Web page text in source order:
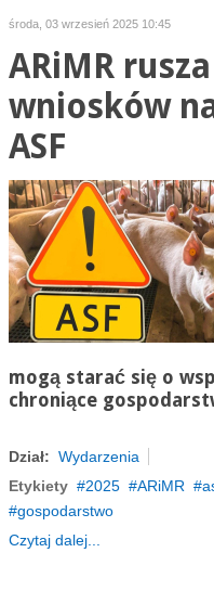
środa, 03 wrzesień 2025 10:45
ARiMR
wniosków
ASF
mogą starać się o
chroniące
Dział: Wydarzenia
Etykiety
2025 ARiMR
gospodarstwo
Czytaj dalej...